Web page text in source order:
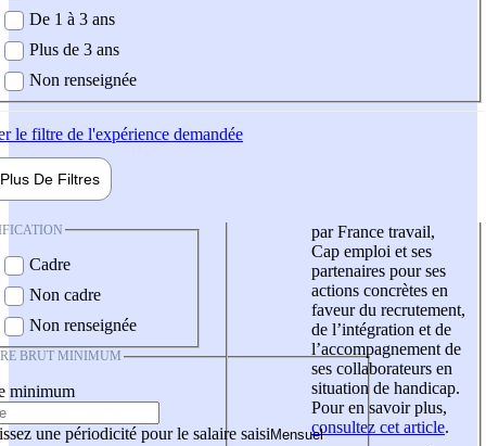
De 1 à 3 ans
Plus de 3 ans
Non renseignée
le filtre de l'expérience demandée
Plus De Filtres
Cadre
Non cadre
Non renseignée
BRUT MINIMUM
minimum
une périodicité pour le salaire saisi
par France travail,
Cap emploi et ses
partenaires pour ses
actions concrètes en
faveur du recrutement,
de l’intégration et de
l’accompagnement de
ses collaborateurs en
situation de handicap.
Pour en savoir plus,
consultez cet article.